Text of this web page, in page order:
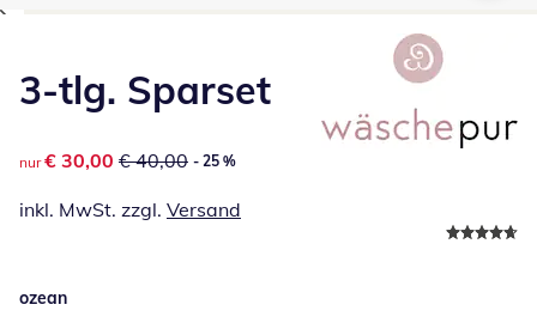
3-tlg. Sparset
reduzierter Preis € 30,00, vorheriger Preis: € 40,00
nur € 30,00 € 40,00 - 25 %
inkl. MwSt. zzgl. Versand
ozean